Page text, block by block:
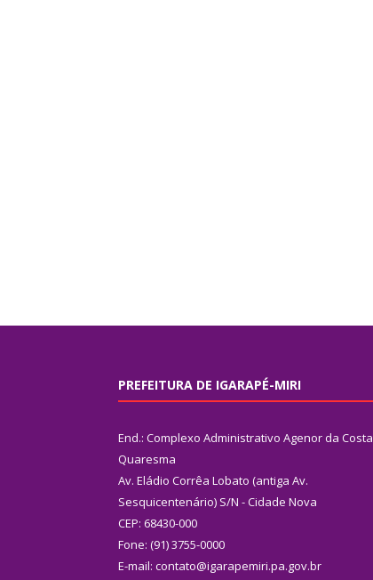
PREFEITURA DE IGARAPÉ-MIRI
End.: Complexo Administrativo Agenor da Costa
Quaresma
Av. Eládio Corrêa Lobato (antiga Av.
Sesquicentenário) S/N - Cidade Nova
CEP: 68430-000
Fone: (91) 3755-0000
E-mail: contato@igarapemiri.pa.gov.br